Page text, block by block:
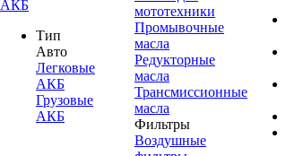
АКБ
Тип
Авто
Легковые
АКБ
Грузовые
АКБ
мототехники
Промывочные
масла
Редукторные
масла
Трансмиссионные
масла
Фильтры
Воздушные